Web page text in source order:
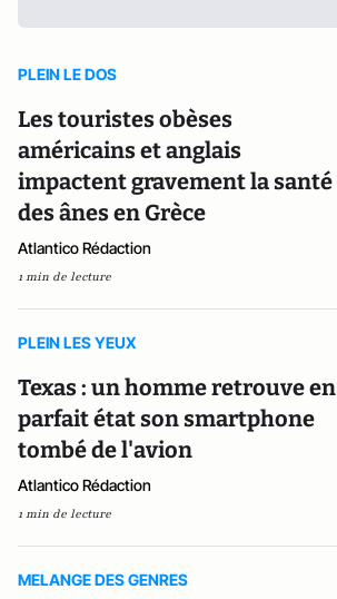
PLEIN LE DOS
Les touristes obèses
américains et anglais
impactent gravement la santé
des ânes en Grèce
Atlantico Rédaction
1 min de lecture
PLEIN LES YEUX
Texas : un homme retrouve en
parfait état son smartphone
tombé de l'avion
Atlantico Rédaction
1 min de lecture
MELANGE DES GENRES